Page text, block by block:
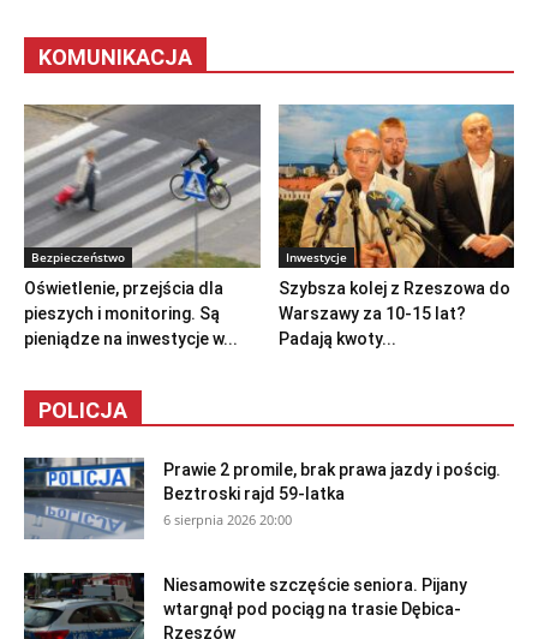
KOMUNIKACJA
Bezpieczeństwo
Oświetlenie, przejścia dla
pieszych i monitoring. Są
pieniądze na inwestycje w...
Inwestycje
Szybsza kolej z Rzeszowa do
Warszawy za 10-15 lat?
Padają kwoty...
POLICJA
Prawie 2 promile, brak prawa jazdy i pościg.
Beztroski rajd 59-latka
6 sierpnia 2026 20:00
Niesamowite szczęście seniora. Pijany
wtargnął pod pociąg na trasie Dębica-
Rzeszów